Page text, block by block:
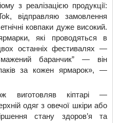
з реалізацією продукції:
відправляю замовлення
ковпаки дуже високий.
які проводяться в
останніх фестивалях —
баранчик” — він
за кожен ярмарок», —
виготовляв кіптарі —
одяг з овечої шкіри або
стану здоров’я та